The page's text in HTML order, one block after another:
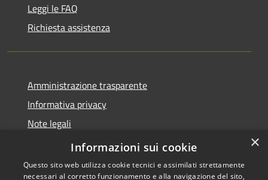
Leggi le FAQ
Richiesta assistenza
Amministrazione trasparente
Informativa privacy
Note legali
Dichiarazione di accessibilità
×
Informazioni sui cookie
Questo sito web utilizza cookie tecnici e assimilati strettamente
necessari al corretto funzionamento e alla navigazione del sito,